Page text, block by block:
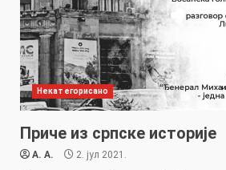
Некатегорисано
Приче из српске историје
A. A. 2. јул 2021.